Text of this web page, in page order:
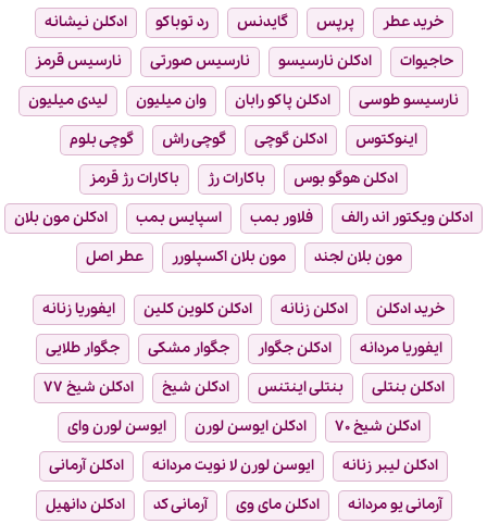
خرید عطر پرپس گایدنس رد توباکو
ادکلن نیشانه
حاجیوات
ادکلن نارسیسو نارسیس صورتی
نارسیس قرمز
نارسیسو طوسی
ادکلن پاکو رابان وان میلیون
لیدی میلیون
اینوکتوس
ادکلن گوچی گوچی راش
گوچی بلوم
ادکلن هوگو بوس
باکارات رژ
باکارات رژ قرمز
ادکلن ویکتور اند رالف
فلاور بمب اسپایس بمب
ادکلن مون بلان
مون بلان لجند
مون بلان اکسپلورر عطر اصل
خرید ادکلن ادکلن زنانه ادکلن کلوین کلین
ایفوریا زنانه
ایفوریا مردانه
ادکلن جگوار جگوار مشکی
جگوار طلایی
ادکلن بنتلی
بنتلی اینتنس ادکلن شیخ
ادکلن شیخ ۷۷
ادکلن شیخ ۷۰
ادکلن ایوسن لورن
ایوسن لورن وای
ادکلن لیبر زنانه
ایوسن لورن لا نویت مردانه
ادکلن آرمانی
آرمانی یو مردانه
ادکلن مای وی آرمانی کد
ادکلن دانهیل